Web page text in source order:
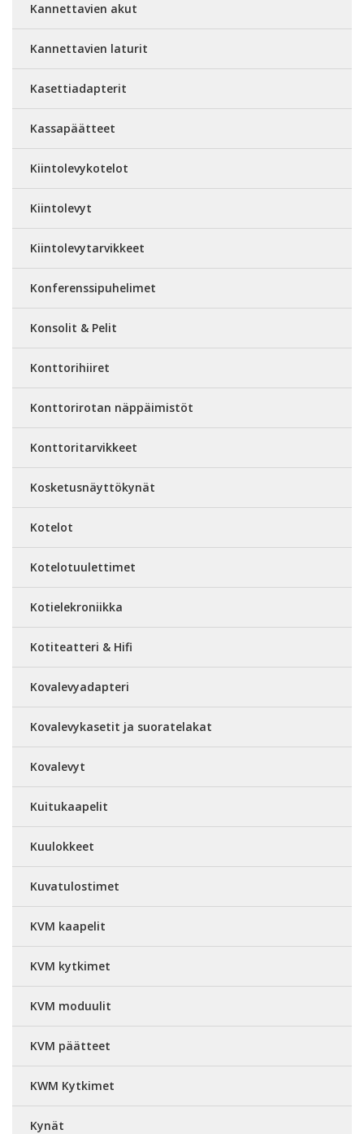
Kannettavien akut
Kannettavien laturit
Kasettiadapterit
Kassapäätteet
Kiintolevykotelot
Kiintolevyt
Kiintolevytarvikkeet
Konferenssipuhelimet
Konsolit & Pelit
Konttorihiiret
Konttorirotan näppäimistöt
Konttoritarvikkeet
Kosketusnäyttökynät
Kotelot
Kotelotuulettimet
Kotielekroniikka
Kotiteatteri & Hifi
Kovalevyadapteri
Kovalevykasetit ja suoratelakat
Kovalevyt
Kuitukaapelit
Kuulokkeet
Kuvatulostimet
KVM kaapelit
KVM kytkimet
KVM moduulit
KVM päätteet
KWM Kytkimet
Kynät